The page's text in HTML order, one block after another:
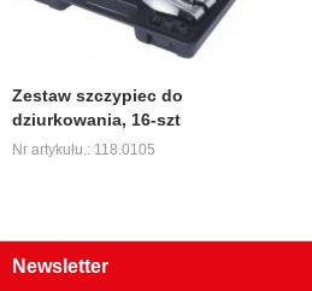
Zestaw szczypiec do
dziurkowania, 16-szt
Nr artykułu.: 118.0105
Newsletter